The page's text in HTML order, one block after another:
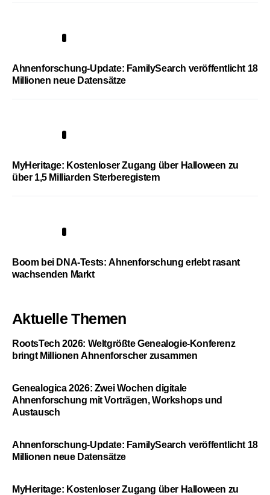
Ahnenforschung-Update: FamilySearch veröffentlicht 18
Millionen neue Datensätze
MyHeritage: Kostenloser Zugang über Halloween zu
über 1,5 Milliarden Sterberegistern
Boom bei DNA-Tests: Ahnenforschung erlebt rasant
wachsenden Markt
Aktuelle Themen
RootsTech 2026: Weltgrößte Genealogie-Konferenz
bringt Millionen Ahnenforscher zusammen
Genealogica 2026: Zwei Wochen digitale
Ahnenforschung mit Vorträgen, Workshops und
Austausch
Ahnenforschung-Update: FamilySearch veröffentlicht 18
Millionen neue Datensätze
MyHeritage: Kostenloser Zugang über Halloween zu